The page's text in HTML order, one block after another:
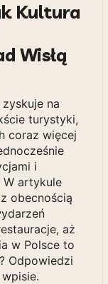
Kultura
Wisłą
na
turystyki,
coraz więcej
i
W artykule
obecnością
aż
w Polsce to
Odpowiedzi